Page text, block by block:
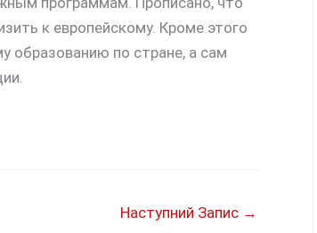
к европейскому. Кроме этого
образованию по стране, а сам
Наступний Запис →